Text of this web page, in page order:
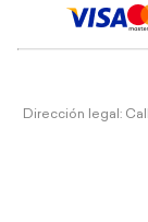
Dirección legal: